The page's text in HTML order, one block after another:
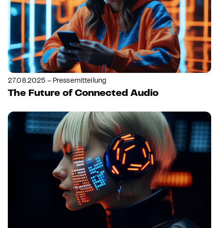
27.08.2025 – Pressemitteilung
The Future of Connected Audio